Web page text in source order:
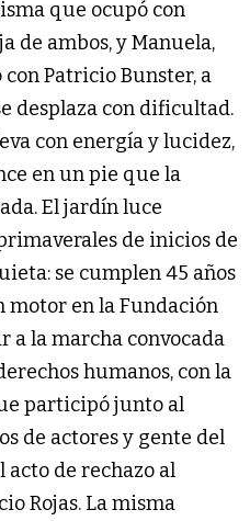
que ocupó con
de ambos, y Manuela,
Patricio Bunster, a
desplaza con dificultad.
con energía y lucidez,
en un pie que la
El jardín luce
de inicios de
se cumplen 45 años
motor en la Fundación
a la marcha convocada
humanos, con la
participó junto al
de actores y gente del
de rechazo al
Rojas. La misma